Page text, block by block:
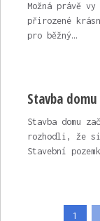
Možná právě
přirozené
pro běžný…
Stavba
Stavba domu
rozhodli, že si
Stavební
Stránkování
1